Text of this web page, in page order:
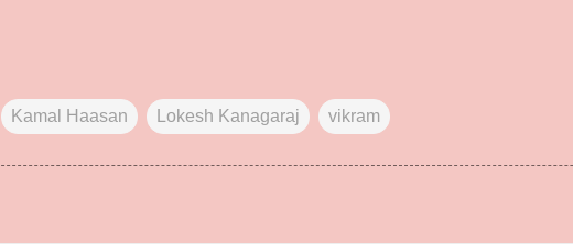
Kamal Haasan Lokesh Kanagaraj vikram